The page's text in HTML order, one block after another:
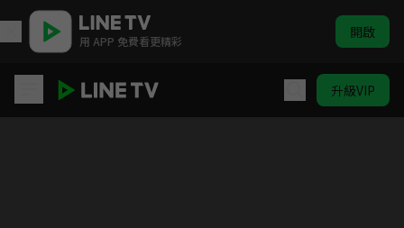
用 APP 免費看更精彩 開啟
升級VIP